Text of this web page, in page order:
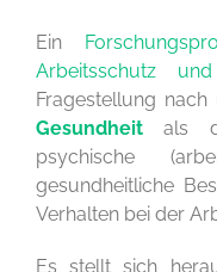
Ein
Arbeitsschutz
Fragestellung
Gesundheit als
psychische
gesundheitliche
Verhalten bei der
Es stellt sich